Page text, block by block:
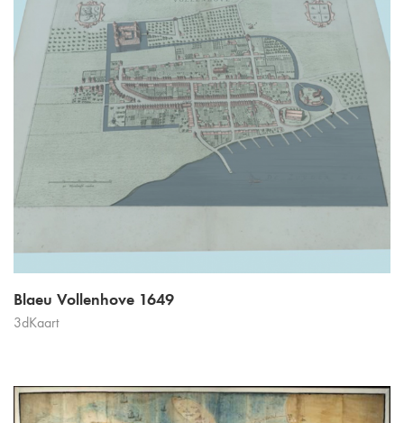
Blaeu Vollenhove 1649
3dKaart